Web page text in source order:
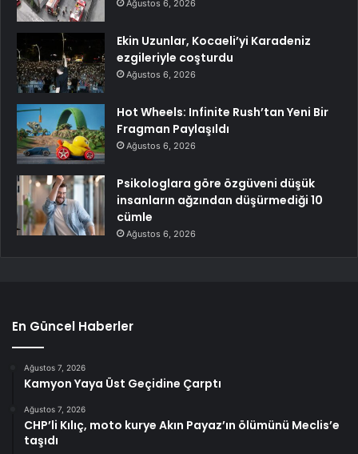
Ağustos 6, 2026
Ekin Uzunlar, Kocaeli’yi Karadeniz
ezgileriyle coşturdu
Ağustos 6, 2026
Hot Wheels: Infinite Rush’tan Yeni Bir
Fragman Paylaşıldı
Ağustos 6, 2026
Psikologlara göre özgüveni düşük
insanların ağzından düşürmediği 10
cümle
Ağustos 6, 2026
En Güncel Haberler
Ağustos 7, 2026
Kamyon Yaya Üst Geçidine Çarptı
Ağustos 7, 2026
CHP’li Kılıç, moto kurye Akın Payaz’ın ölümünü Meclis’e
taşıdı